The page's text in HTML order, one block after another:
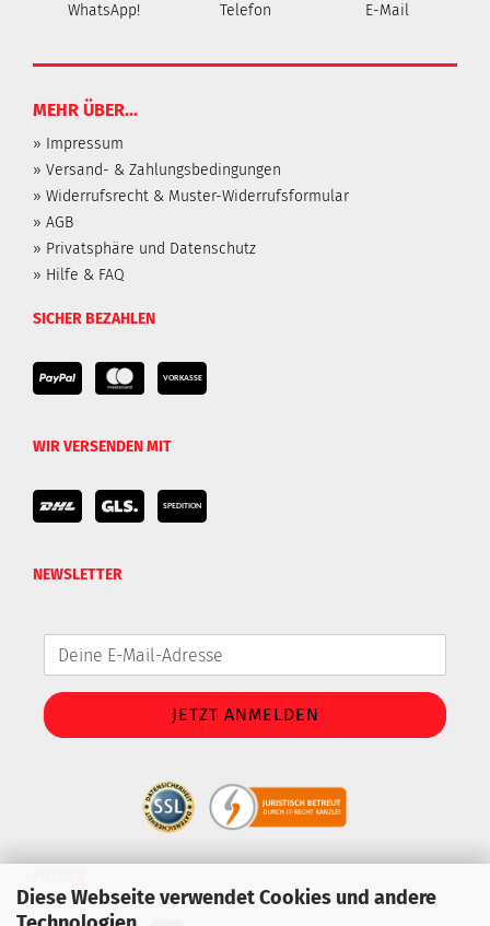
Diese Webseite verwendet Cookies und andere
WhatsApp! Telefon E-Mail
MEHR ÜBER...
» Impressum
» Versand- & Zahlungsbedingungen
» Widerrufsrecht & Muster-Widerrufsformular
» AGB
» Privatsphäre und Datenschutz
» Hilfe & FAQ
SICHER BEZAHLEN
WIR VERSENDEN MIT
NEWSLETTER